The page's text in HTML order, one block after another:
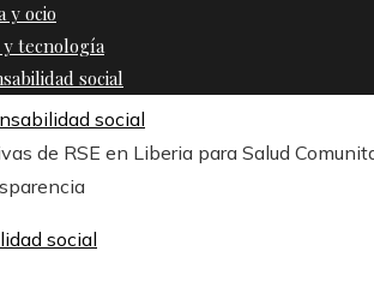
y ocio
y tecnología
social
social
de RSE en Liberia para Salud
social